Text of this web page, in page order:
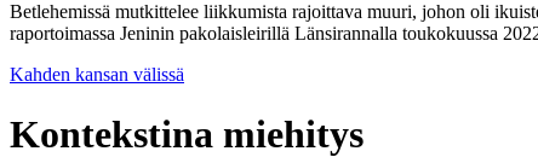
Betlehemissä mutkittelee liikkumista rajoittava muuri, johon oli
raportoimassa Jeninin pakolaisleirillä Länsirannalla toukokuussa
Kahden kansan välissä
Kontekstina miehitys